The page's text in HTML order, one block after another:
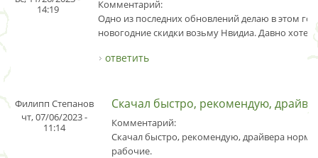
14:19
Комментарий:
Одно из последних обновлений делаю в этом
новогодние скидки возьму Нвидиа. Давно хотел
ответить
Филипп Степанов
чт, 07/06/2023 -
11:14
Скачал быстро, рекомендую,
Комментарий:
Скачал быстро, рекомендую, драйвера
рабочие.